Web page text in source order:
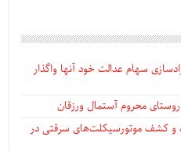
سهام عدالت خود آنها واگذار
محروم آستمال ورزقان
و کشف موتورسیکلت‌های سرقتی در